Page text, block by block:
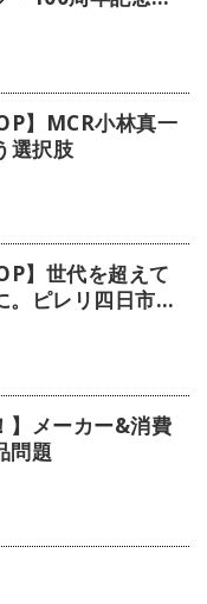
】MCR小林真一
選択肢
】世代を超えて
。ピレリ四日市タ
】メーカー&消費
問題